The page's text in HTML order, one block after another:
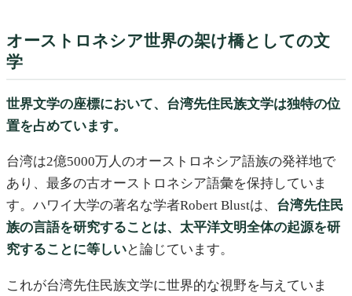
オーストロネシア世界の架け橋としての文
学
世界文学の座標において、台湾先住民族文学は独特の位
置を占めています。
台湾は2億5000万人のオーストロネシア語族の発祥地で
あり、最多の古オーストロネシア語彙を保持していま
す。ハワイ大学の著名な学者Robert Blustは、 台湾先住民
族の言語を研究することは、太平洋文明全体の起源を研
究することに等しいと論じています。
これが台湾先住民族文学に世界的な視野を与えていま